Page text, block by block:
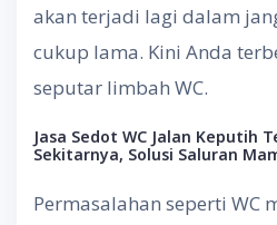
akan terjadi lagi dalam
cukup lama. Kini Anda
seputar limbah WC.
Jasa Sedot WC Jalan Keputih
Sekitarnya, Solusi Saluran
Permasalahan seperti WC